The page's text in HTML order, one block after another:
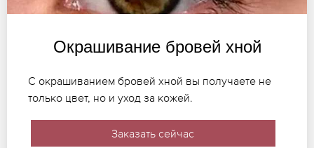
Окрашивание бровей хной
С окрашиванием бровей хной вы получаете не
только цвет, но и уход за кожей.
Заказать сейчас